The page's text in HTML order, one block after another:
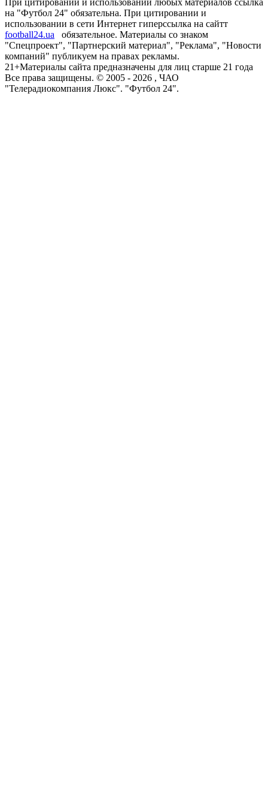
При цитировании и использовании любых материалов ссылка
на "Футбол 24" обязательна. При цитировании и
использовании в сети Интернет гиперссылка на сайтт
football24.ua
обязательное. Материалы со знаком
"Спецпроект", "Партнерский материал", "Реклама", "Новости
компаний" публикуем на правах рекламы.
21+Материалы сайта предназначены для лиц старше 21 года
Все права защищены. © 2005 - 2026 , ЧАО
"Телерадиокомпания Люкс". "Футбол 24".